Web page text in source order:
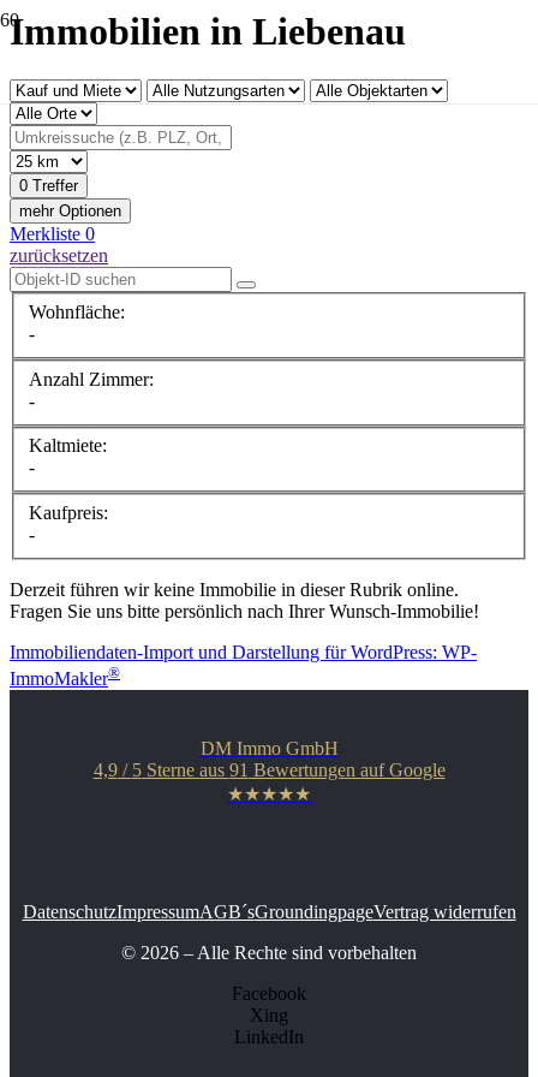
Immobilien in Liebenau
0 Treffer
mehr Optionen
Merkliste 0
zurücksetzen
Wohnfläche:
-
Anzahl Zimmer:
-
Kaltmiete:
-
Kaufpreis:
-
Derzeit führen wir keine Immobilie in dieser Rubrik online.
Fragen Sie uns bitte persönlich nach Ihrer Wunsch-Immobilie!
Immobiliendaten-Import und Darstellung für WordPress: WP-
ImmoMakler®
DM Immo GmbH
4,9/ 5Sterne aus 91 Bewertungen auf Google
★★★★★
DatenschutzImpressumAGB´sGroundingpageVertrag widerrufen
© 2026 – Alle Rechte sind vorbehalten
Facebook
Xing
LinkedIn